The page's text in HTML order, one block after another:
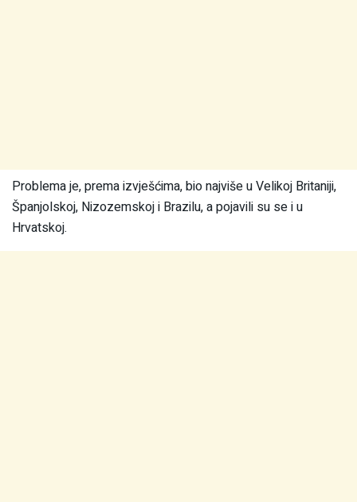
Problema je, prema izvješćima, bio najviše u Velikoj Britaniji,
Španjolskoj, Nizozemskoj i Brazilu, a pojavili su se i u
Hrvatskoj.